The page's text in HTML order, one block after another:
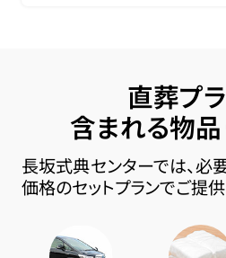
直葬プ
含まれる物
長坂式典センターでは、必
価格のセットプランでご提